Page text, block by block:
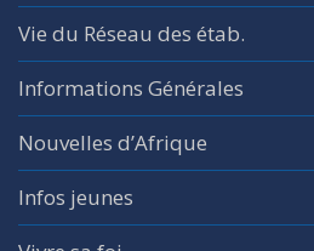
Vie du Réseau des étab.
Informations Générales
Nouvelles d’Afrique
Infos jeunes